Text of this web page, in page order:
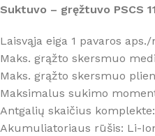
Suktuvo – gręžtuvo PSCS
Laisvąja eiga 1 pavaros
Maks. grąžto skersmuo
Maks. grąžto skersmuo
Maksimalus sukimo
Antgalių skaičius
Akumuliatoriaus rūšis: Li-